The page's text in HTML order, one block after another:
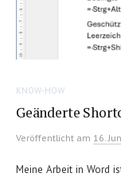
KNOW-HOW
Geänderte
Veröffentlicht am 16.
Meine Arbeit in Word